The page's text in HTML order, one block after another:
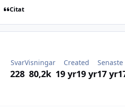
Citat
Svar
228
Visningar
80,2k
Created
19 yr19 yr
Senaste
17 yr